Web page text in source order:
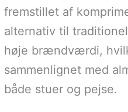
fremstillet af
alternativ til
høje brændværdi,
sammenlignet med
både stuer og pejse.